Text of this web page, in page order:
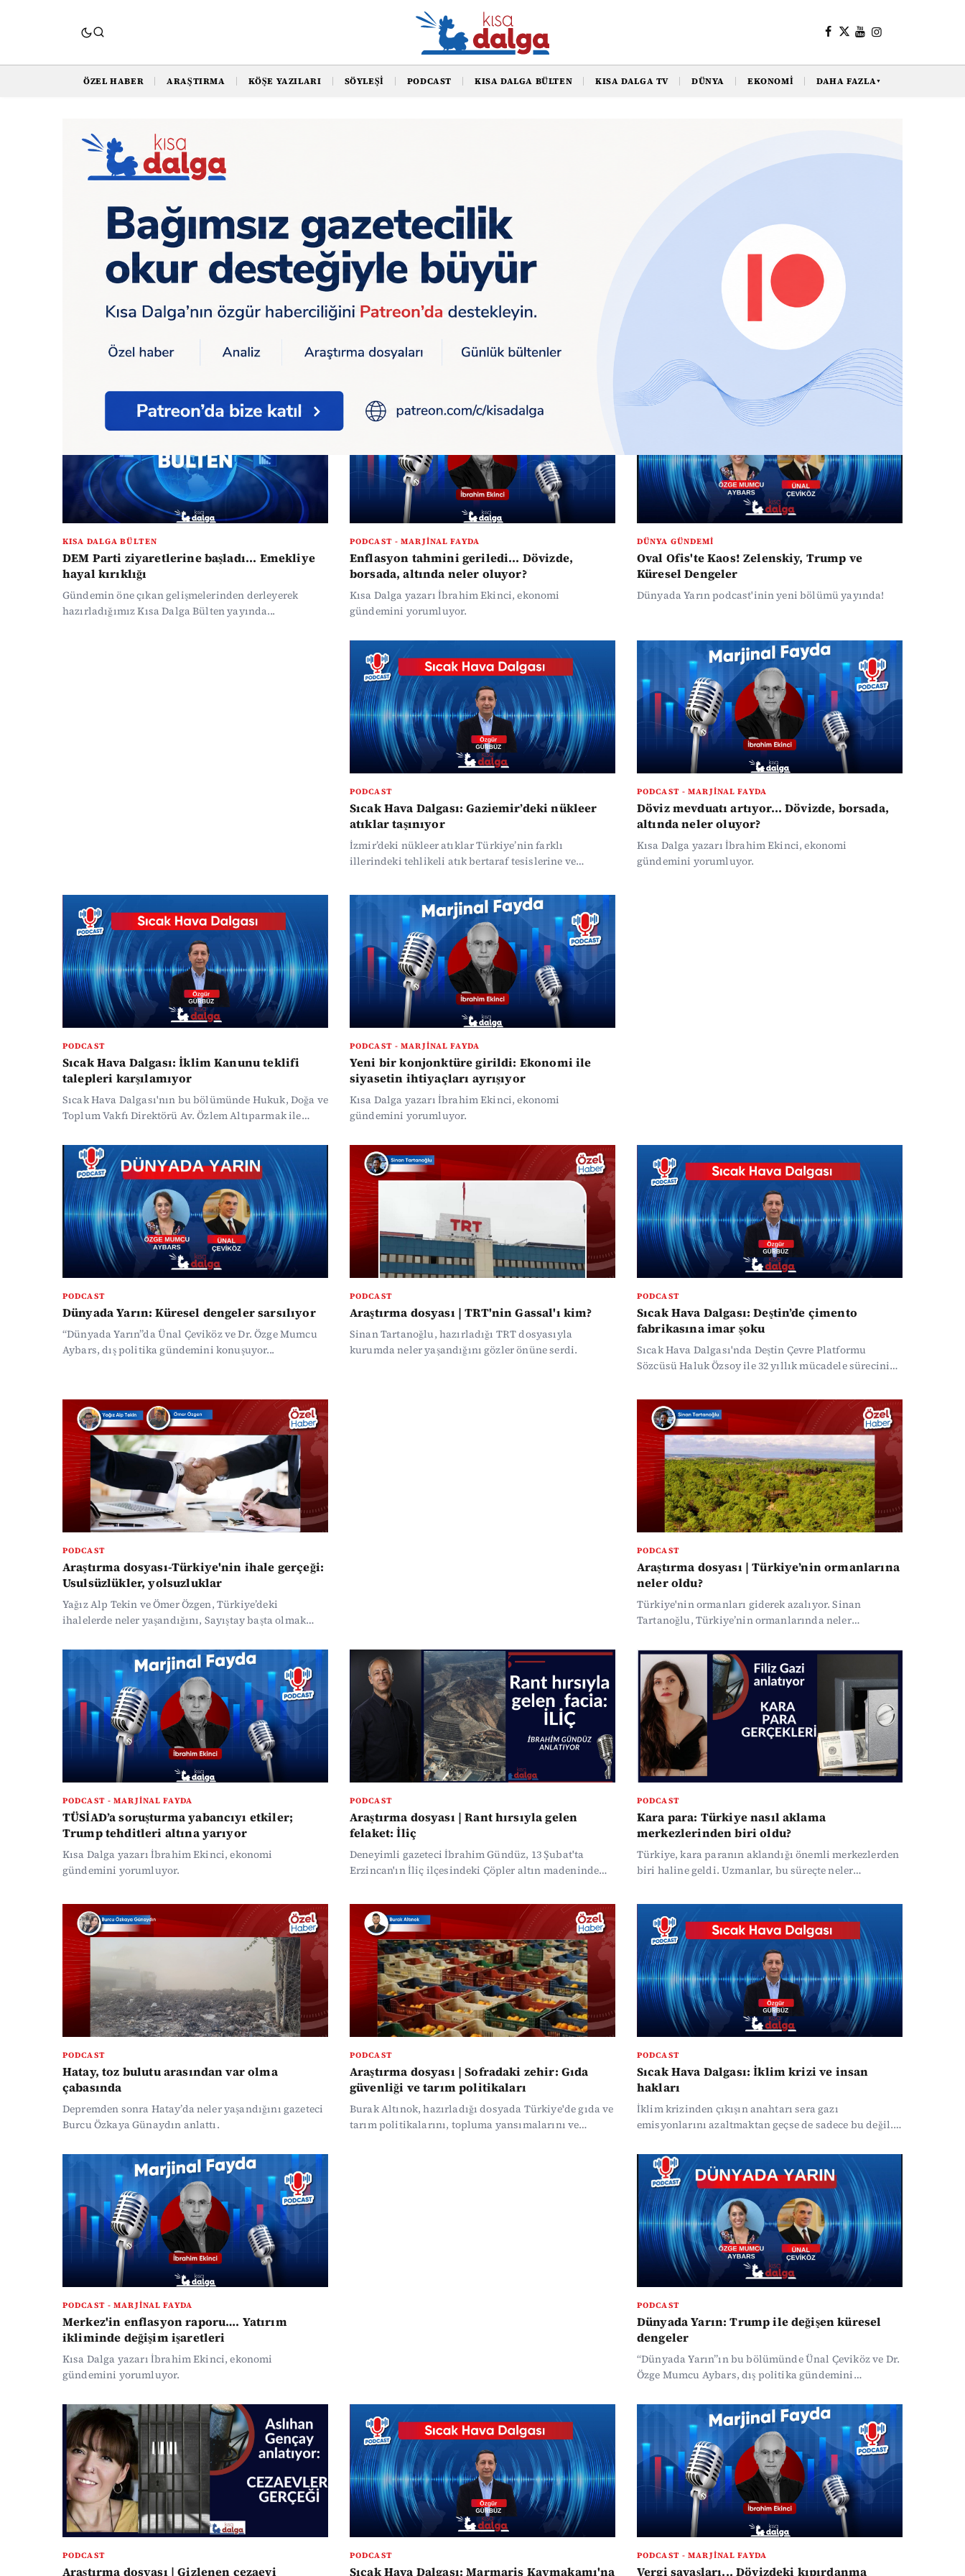
ÖZEL HABER ARAŞTIRMA KÖŞE YAZILARI SÖYLEŞI PODCAST KISA DALGA BÜLTEN KISA DALGA TV DÜNYA EKONOMI DAHA FAZLA▼
KISA DALGA BÜLTEN
DEM Parti ziyaretlerine başladı... Emekliye
hayal kırıklığı
Gündemin öne çıkan gelişmelerinden derleyerek
hazırladığımız Kısa Dalga Bülten yayında...
PODCAST - MARJINAL FAYDA
Enflasyon tahmini geriledi... Dövizde,
borsada, altında neler oluyor?
Kısa Dalga yazarı İbrahim Ekinci, ekonomi
gündemini yorumluyor.
DÜNYA GÜNDEMI
Oval Ofis'te Kaos! Zelenskiy, Trump ve
Küresel Dengeler
Dünyada Yarın podcast'inin yeni bölümü yayında!
PODCAST
Sıcak Hava Dalgası: Gaziemir’deki nükleer
atıklar taşınıyor
İzmir’deki nükleer atıklar Türkiye’nin farklı
illerindeki tehlikeli atık bertaraf tesislerine ve
yöntemler ise tartışma konusu oldu.
PODCAST - MARJINAL FAYDA
Döviz mevduatı artıyor... Dövizde, borsada,
altında neler oluyor?
Kısa Dalga yazarı İbrahim Ekinci, ekonomi
gündemini yorumluyor.
PODCAST
Sıcak Hava Dalgası: İklim Kanunu teklifi
talepleri karşılamıyor
Sıcak Hava Dalgası'nın bu bölümünde Hukuk, Doğa ve
Toplum Vakfı Direktörü Av. Özlem Altıparmak ile
konuştuk.
PODCAST - MARJINAL FAYDA
Yeni bir konjonktüre girildi: Ekonomi ile
siyasetin ihtiyaçları ayrışıyor
Kısa Dalga yazarı İbrahim Ekinci, ekonomi
gündemini yorumluyor.
PODCAST
Dünyada Yarın: Küresel dengeler sarsılıyor
“Dünyada Yarın”da Ünal Çeviköz ve Dr. Özge Mumcu
Aybars, dış politika gündemini konuşuyor...
PODCAST
Araştırma dosyası | TRT'nin Gassal'ı kim?
Sinan Tartanoğlu, hazırladığı TRT dosyasıyla
kurumda neler yaşandığını gözler önüne serdi.
PODCAST
Sıcak Hava Dalgası: Deştin’de çimento
fabrikasına imar şoku
Sıcak Hava Dalgası'nda Deştin Çevre Platformu
Sözcüsü Haluk Özsoy ile 32 yıllık mücadele sürecini
etkilerini konuştuk.
PODCAST
Araştırma dosyası-Türkiye'nin ihale gerçeği:
Usulsüzlükler, yolsuzluklar
Yağız Alp Tekin ve Ömer Özgen, Türkiye’deki
ihalelerde neler yaşandığını, Sayıştay başta olmak
PODCAST
Araştırma dosyası | Türkiye’nin ormanlarına
neler oldu?
Türkiye'nin ormanları giderek azalıyor. Sinan
Tartanoğlu, Türkiye’nin ormanlarında neler
PODCAST - MARJINAL FAYDA
TÜSİAD’a soruşturma yabancıyı etkiler;
Trump tehditleri altına yarıyor
Kısa Dalga yazarı İbrahim Ekinci, ekonomi
gündemini yorumluyor.
PODCAST
Araştırma dosyası | Rant hırsıyla gelen
felaket: İliç
Deneyimli gazeteci İbrahim Gündüz, 13 Şubat'ta
Erzincan'ın İliç ilçesindeki Çöpler altın madeninde
PODCAST
Kara para: Türkiye nasıl aklama
merkezlerinden biri oldu?
Türkiye, kara paranın aklandığı önemli merkezlerden
biri haline geldi. Uzmanlar, bu süreçte neler
PODCAST
Hatay, toz bulutu arasından var olma
çabasında
Depremden sonra Hatay’da neler yaşandığını gazeteci
Burcu Özkaya Günaydın anlattı.
PODCAST
Araştırma dosyası | Sofradaki zehir: Gıda
güvenliği ve tarım politikaları
Burak Altınok, hazırladığı dosyada Türkiye'de gıda ve
tarım politikalarını, topluma yansımalarını ve
PODCAST
Sıcak Hava Dalgası: İklim krizi ve insan
hakları
İklim krizinden çıkışın anahtarı sera gazı
emisyonlarını azaltmaktan geçse de sadece bu değil.
çözümler bulunmalı.
PODCAST - MARJINAL FAYDA
Merkez'in enflasyon raporu…. Yatırım
ikliminde değişim işaretleri
Kısa Dalga yazarı İbrahim Ekinci, ekonomi
gündemini yorumluyor.
PODCAST
Dünyada Yarın: Trump ile değişen küresel
dengeler
“Dünyada Yarın”ın bu bölümünde Ünal Çeviköz ve Dr.
Özge Mumcu Aybars, dış politika gündemini
PODCAST
Araştırma dosyası | Gizlenen cezaevi
PODCAST
Sıcak Hava Dalgası: Marmaris Kaymakamı'na
PODCAST - MARJINAL FAYDA
Vergi savaşları... Dövizdeki kıpırdanma